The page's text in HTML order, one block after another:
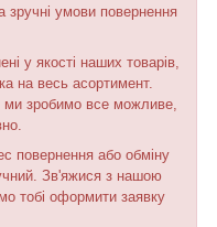
зручні умови повернення
у якості наших товарів,
на весь асортимент.
ми зробимо все можливе,
повернення або обміну
Зв'яжися з нашою
тобі оформити заявку